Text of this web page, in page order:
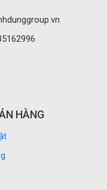
HÀNG